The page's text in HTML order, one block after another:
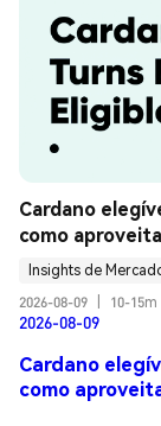
Cardano
como
Insights de
2026-08-09
10-15m
2026-08-09
Cardano
como